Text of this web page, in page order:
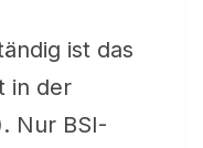
ist das
in der
Nur BSI-